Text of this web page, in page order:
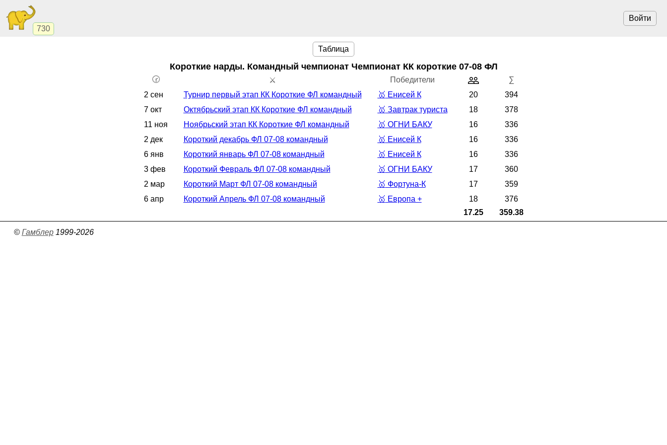
730
Войти
Таблица
Короткие нарды. Командный чемпионат Чемпионат КК короткие 07-08 ФЛ
🕝 ⚔️ Победители
∑
2 сен
Турнир первый этап КК Короткие ФЛ командный 🥇 Енисей К 20
394
7 окт
Октябрьский этап КК Короткие ФЛ командный 🥇 Завтрак туриста 18
378
11 ноя
Ноябрьский этап КК Короткие ФЛ командный 🥇 ОГНИ БАКУ 16
336
2 дек
Короткий декабрь ФЛ 07-08 командный 🥇 Енисей К 16
336
6 янв
Короткий январь ФЛ 07-08 командный 🥇 Енисей К 16
336
3 фев
Короткий Февраль ФЛ 07-08 командный 🥇 ОГНИ БАКУ 17
360
2 мар
Короткий Март ФЛ 07-08 командный 🥇 Фортуна-К 17
359
6 апр
Короткий Апрель ФЛ 07-08 командный 🥇 Eвропа + 18
376
17.25
359.38
© Гамблер1999-2026